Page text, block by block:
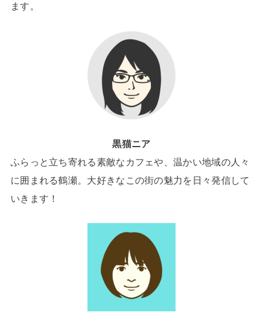
ます。
黒猫ニア
ふらっと立ち寄れる素敵なカフェや、温かい地域の人々
に囲まれる鶴瀬。大好きなこの街の魅力を日々発信して
いきます！